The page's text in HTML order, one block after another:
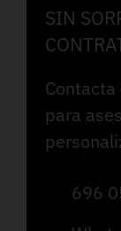
SIN
para
696